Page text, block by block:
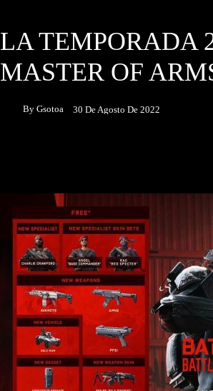
LA TEMPORADA
MASTER OF
By Gsotoa 30 De Agosto De 2022